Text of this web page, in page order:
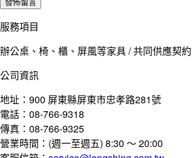
服務項目
辦公桌、椅、櫃、屏風等家具 / 共同供應契
公司資訊
地址：900 屏東縣屏東市忠孝路281號
電話：08-766-9318
傳真：08-766-9325
營業時間：(週一至週五) 8:30 ～ 20:00